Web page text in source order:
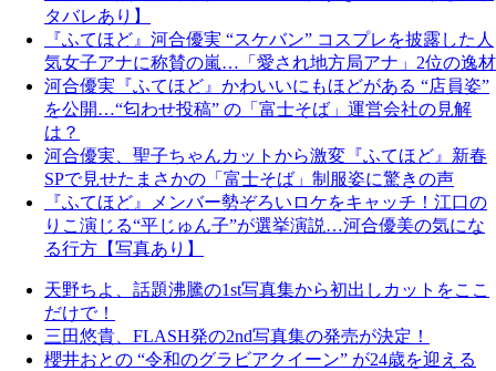
タバレあり】
『ふてほど』河合優実 “スケバン” コスプレを披露した人
気女子アナに称賛の嵐…「愛され地方局アナ」2位の逸材
河合優実『ふてほど』かわいいにもほどがある “店員姿”
を公開…“匂わせ投稿” の「富士そば」運営会社の見解
は？
河合優実、聖子ちゃんカットから激変『ふてほど』新春
SPで見せたまさかの「富士そば」制服姿に驚きの声
『ふてほど』メンバー勢ぞろいロケをキャッチ！江口の
りこ演じる“平じゅん子”が選挙演説…河合優美の気にな
る行方【写真あり】
天野ちよ、話題沸騰の1st写真集から初出しカットをここ
だけで！
三田悠貴、FLASH発の2nd写真集の発売が決定！
櫻井おとの “令和のグラビアクイーン” が24歳を迎える